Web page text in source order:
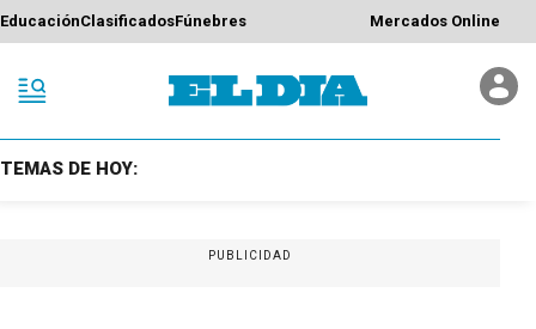
EducaciónClasificadosFúnebres Mercados Online
TEMAS DE HOY:
PUBLICIDAD